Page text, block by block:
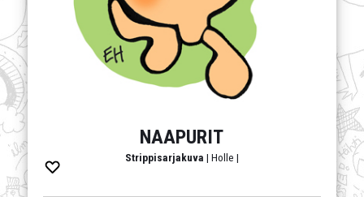
NAAPURIT
Strippisarjakuva | Holle |